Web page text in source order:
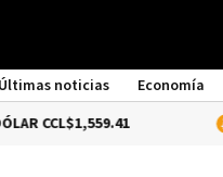
Últimas noticias Economía
BITCOIN